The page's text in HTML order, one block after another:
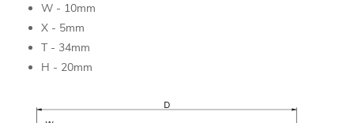
W - 10mm
X - 5mm
T - 34mm
H - 20mm